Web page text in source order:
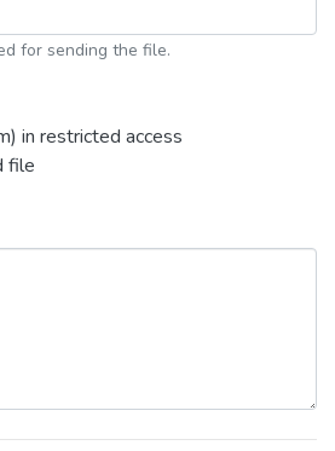
for sending the file.
in restricted access
file